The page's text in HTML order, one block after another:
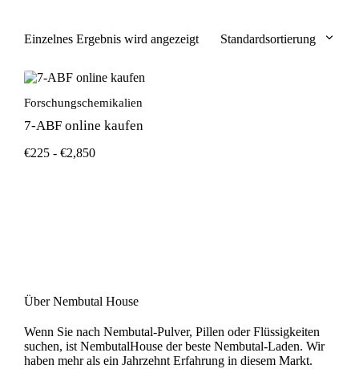
Einzelnes Ergebnis wird angezeigt Standardsortierung
Forschungschemikalien
7-ABF online kaufen
€225 - €2,850
Über Nembutal House
Wenn Sie nach Nembutal-Pulver, Pillen oder Flüssigkeiten
suchen, ist NembutalHouse der beste Nembutal-Laden. Wir
haben mehr als ein Jahrzehnt Erfahrung in diesem Markt.